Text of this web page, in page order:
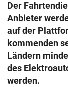
Der
Anbieter
auf der
kommenden
Ländern
des
werden.